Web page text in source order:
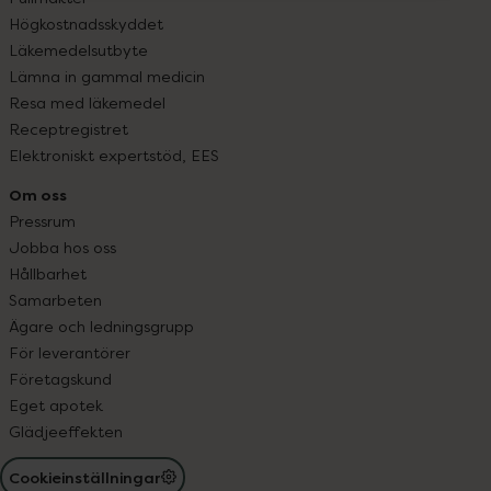
Högkostnadsskyddet
Läkemedelsutbyte
Lämna in gammal medicin
Resa med läkemedel
Receptregistret
Elektroniskt expertstöd, EES
Om oss
Pressrum
Jobba hos oss
Hållbarhet
Samarbeten
Ägare och ledningsgrupp
För leverantörer
Företagskund
Eget apotek
Glädjeeffekten
Cookieinställningar